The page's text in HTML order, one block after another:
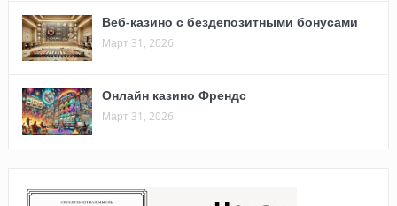
Веб-казино с бездепозитными бонусами
Март 31, 2026
Онлайн казино Френдс
Март 31, 2026